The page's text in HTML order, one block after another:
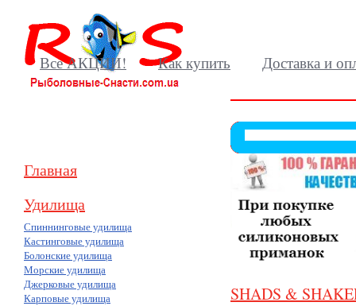
Все АКЦИИ! Как купить Доставка и
Главная
Удилища
Спиннинговые удилища
Кастинговые удилища
Болонские удилища
Морские удилища
Джерковые удилища
Карповые удилища
SHADS &